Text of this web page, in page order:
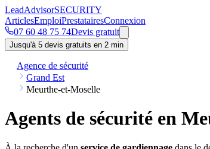
LeadAdvisorSECURITY
ArticlesEmploiPrestatairesConnexion
07 60 48 75 74Devis gratuit
Jusqu'à 5 devis gratuits en 2 min
Agence de sécurité
Grand Est
Meurthe-et-Moselle
Agents de sécurité en